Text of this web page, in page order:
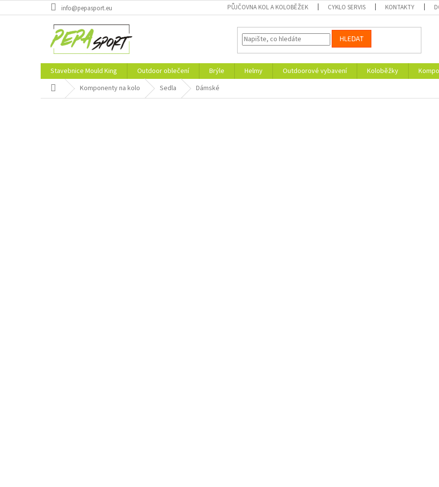
na
info@pepasport.eu PŮJČOVNA KOL A KOLOBĚŽEK CYKLO SERVIS KONTAKTY
HLEDAT
Stavebnice Mould King Outdoor oblečení Brýle Helmy Outdoorové vybavení Koloběžky
Domů Komponenty na kolo Sedla Dámské